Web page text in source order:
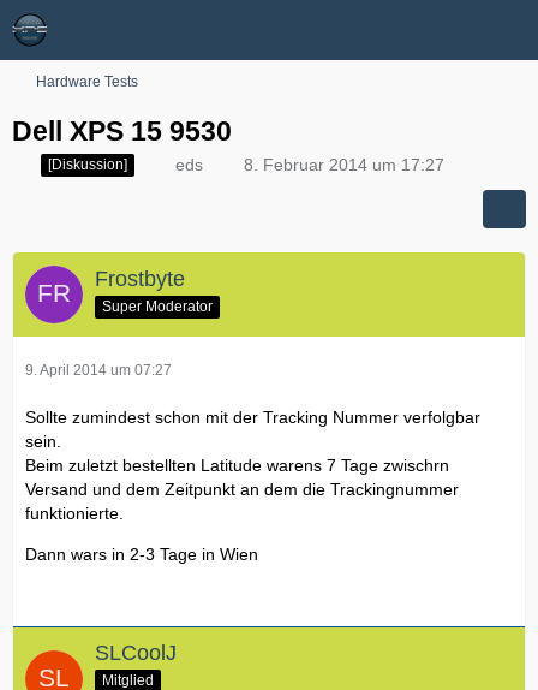
Hardware Tests
Dell XPS 15 9530
[Diskussion] eds 8. Februar 2014 um 17:27
Frostbyte
Super Moderator
9. April 2014 um 07:27
Sollte zumindest schon mit der Tracking Nummer verfolgbar
sein.
Beim zuletzt bestellten Latitude warens 7 Tage zwischrn
Versand und dem Zeitpunkt an dem die Trackingnummer
funktionierte.
Dann wars in 2-3 Tage in Wien
SLCoolJ
Mitglied